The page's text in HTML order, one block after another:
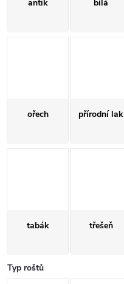
antik bílá
ořech přírodní lak
tabák třešeň
Typ roštů